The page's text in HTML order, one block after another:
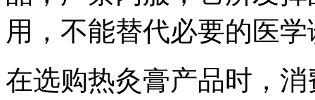
用，不能替代必要的医
在选购热灸膏产品时，